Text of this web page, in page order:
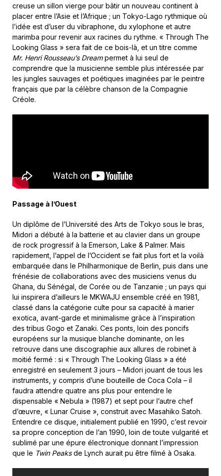
creuse un sillon vierge pour bâtir un nouveau continent à
placer entre l’Asie et l’Afrique ; un Tokyo-Lago rythmique où
l’idée est d’user du vibraphone, du xylophone et autre
marimba pour revenir aux racines du rythme. « Through The
Looking Glass » sera fait de ce bois-là, et un titre comme
Mr. Henri Rousseau’s Dreampermet à lui seul de
comprendre que la musicienne semble plus intéressée par
les jungles sauvages et poétiques imaginées par le peintre
français que par la célèbre chanson de la Compagnie
Créole.
Passage à l’Ouest
Un diplôme de l’Université des Arts de Tokyo sous le bras,
Midori a débuté à la batterie et au clavier dans un groupe
de rock progressif à la Emerson, Lake & Palmer. Mais
rapidement, l’appel de l’Occident se fait plus fort et la voilà
embarquée dans le Philharmonique de Berlin, puis dans une
frénésie de collaborations avec des musiciens venus du
Ghana, du Sénégal, de Corée ou de Tanzanie ; un pays qui
lui inspirera d’ailleurs le MKWAJU ensemble créé en 1981,
classé dans la catégorie culte pour sa capacité à marier
exotica, avant-garde et minimalisme grâce à l’inspiration
des tribus Gogo et Zanaki. Ces ponts, loin des poncifs
européens sur la musique blanche dominante, on les
retrouve dans une discographie aux allures de robinet à
moitié fermé : si « Through The Looking Glass » a été
enregistré en seulement 3 jours – Midori jouant de tous les
instruments, y compris d’une bouteille de Coca Cola – il
faudra attendre quatre ans plus pour entendre le
dispensable « Nebula » (1987) et sept pour l’autre chef
d’œuvre, « Lunar Cruise », construit avec Masahiko Satoh.
Entendre ce disque, initialement publié en 1990, c’est revoir
sa propre conception de l’an 1990, loin de toute vulgarité et
sublimé par une épure électronique donnant l’impression
que le Twin Peaksde Lynch aurait pu être filmé à Osaka.